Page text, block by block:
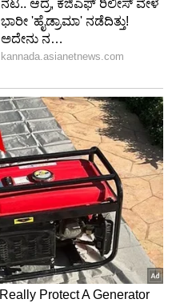
ಸ್ಟಾಕ್ ಎಐ
ಅವರಿಗೆ
ಉತ್ತಮ ಪ್ರಾಜೆಕ್ಟ್‌ಗಳು